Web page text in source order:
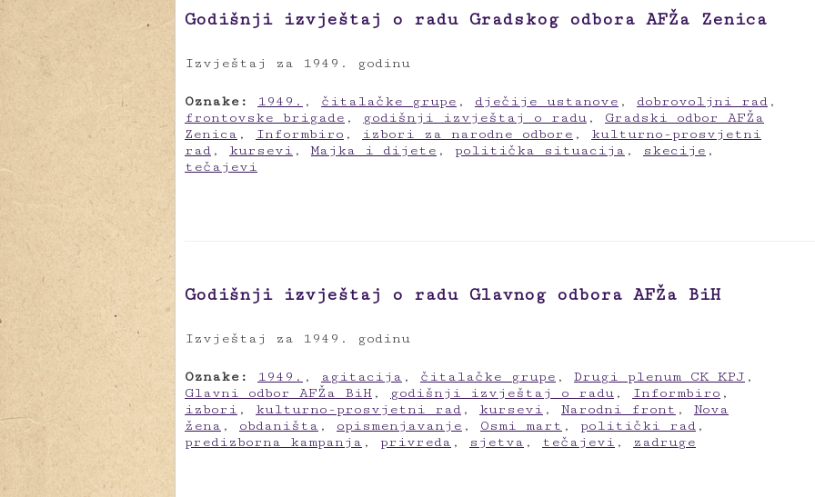
Godišnji izvještaj o radu Gradskog odbora AFŽa Zenica
Izvještaj za 1949. godinu
Oznake: 1949. , čitalačke grupe , dječije ustanove , dobrovoljni rad ,
frontovske brigade , godišnji izvještaj o radu , Gradski odbor AFŽa
Zenica , Informbiro , izbori za narodne odbore , kulturno-prosvjetni
rad , kursevi ,Majka i dijete , politička situacija , skecije ,
tečajevi
Godišnji izvještaj o radu Glavnog odbora AFŽa BiH
Izvještaj za 1949. godinu
Oznake: 1949. , agitacija , čitalačke grupe , Drugi plenum CK KPJ ,
Glavni odbor AFŽa BiH , godišnji izvještaj o radu , Informbiro ,
izbori , kulturno-prosvjetni rad , kursevi , Narodni front , Nova
žena , obdaništa , opismenjavanje , Osmi mart , politički rad ,
predizborna kampanja , privreda , sjetva , tečajevi , zadruge